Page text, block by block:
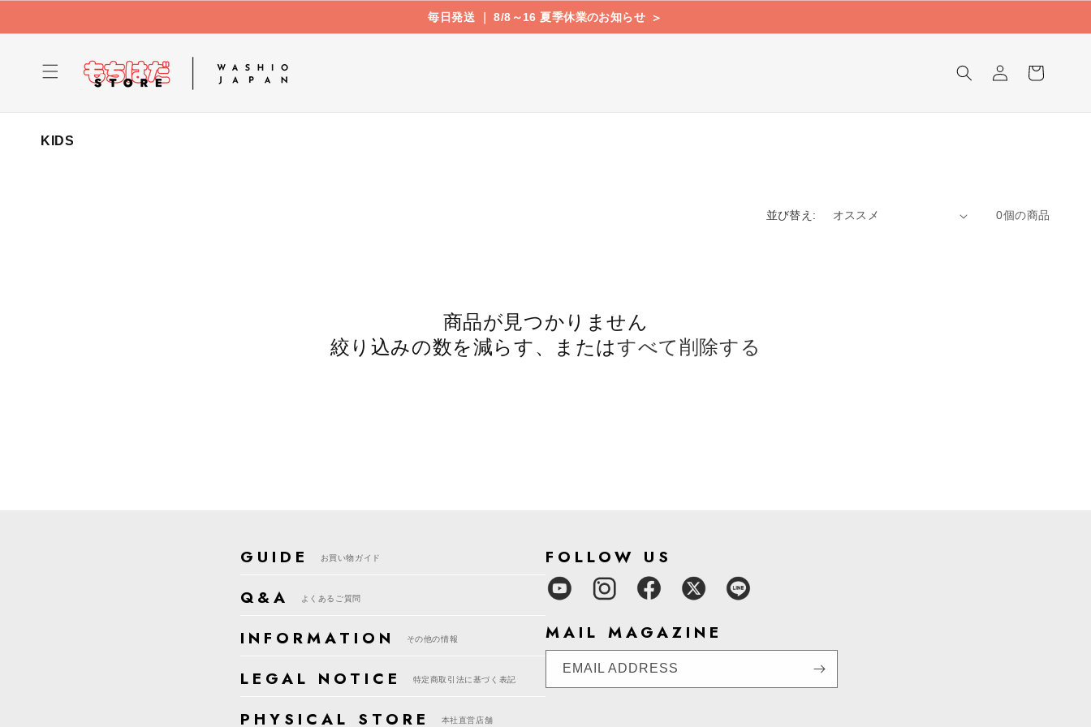
コンテ
進む
毎日発送 ｜ 8/8～16 夏季休業のお知らせ ＞
ロ
グ
カ
ー
コ
KIDS
並び替え: 0個の商品
商品が見つかりません
絞り込みの数を減らす、またはすべて削除する
GUIDE お買い物ガイド
Q&A よくあるご質問
INFORMATION その他の情報
LEGAL NOTICE 特定商取引法に基づく表記
PHYSICAL STORE 本社直営店舗
FOLLOW US
MAIL MAGAZINE
EMAIL ADDRESS